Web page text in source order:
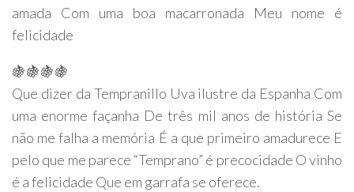
amada Com uma boa macarronada Meu nome é
felicidade
🍇🍇🍇🍇
Que dizer da Tempranillo Uva ilustre da Espanha Com
uma enorme façanha De três mil anos de história Se
não me falha a memória É a que primeiro amadurece E
pelo que me parece “Temprano” é precocidade O vinho
é a felicidade Que em garrafa se oferece.